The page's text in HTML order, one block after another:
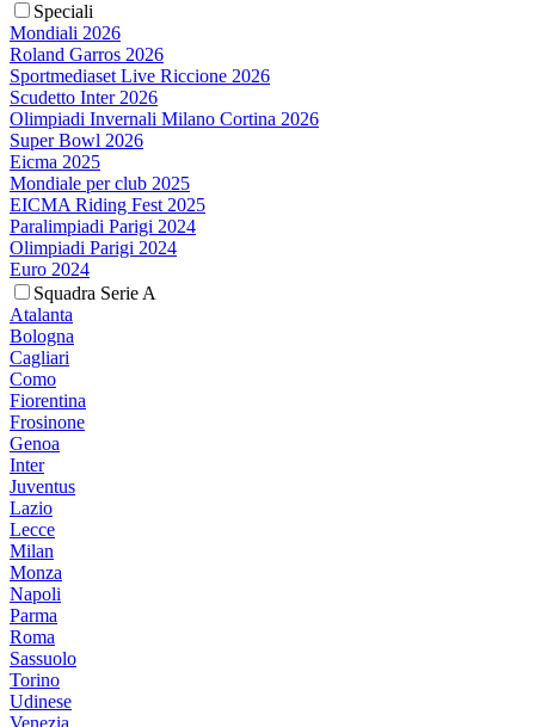
Speciali
Mondiali 2026
Roland Garros 2026
Sportmediaset Live Riccione 2026
Scudetto Inter 2026
Olimpiadi Invernali Milano Cortina 2026
Super Bowl 2026
Eicma 2025
Mondiale per club 2025
EICMA Riding Fest 2025
Paralimpiadi Parigi 2024
Olimpiadi Parigi 2024
Euro 2024
Squadra Serie A
Atalanta
Bologna
Cagliari
Como
Fiorentina
Frosinone
Genoa
Inter
Juventus
Lazio
Lecce
Milan
Monza
Napoli
Parma
Roma
Sassuolo
Torino
Udinese